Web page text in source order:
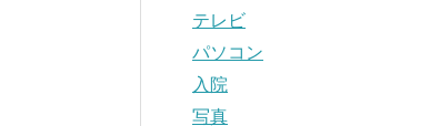
テレビ
パソコン
入院
写真